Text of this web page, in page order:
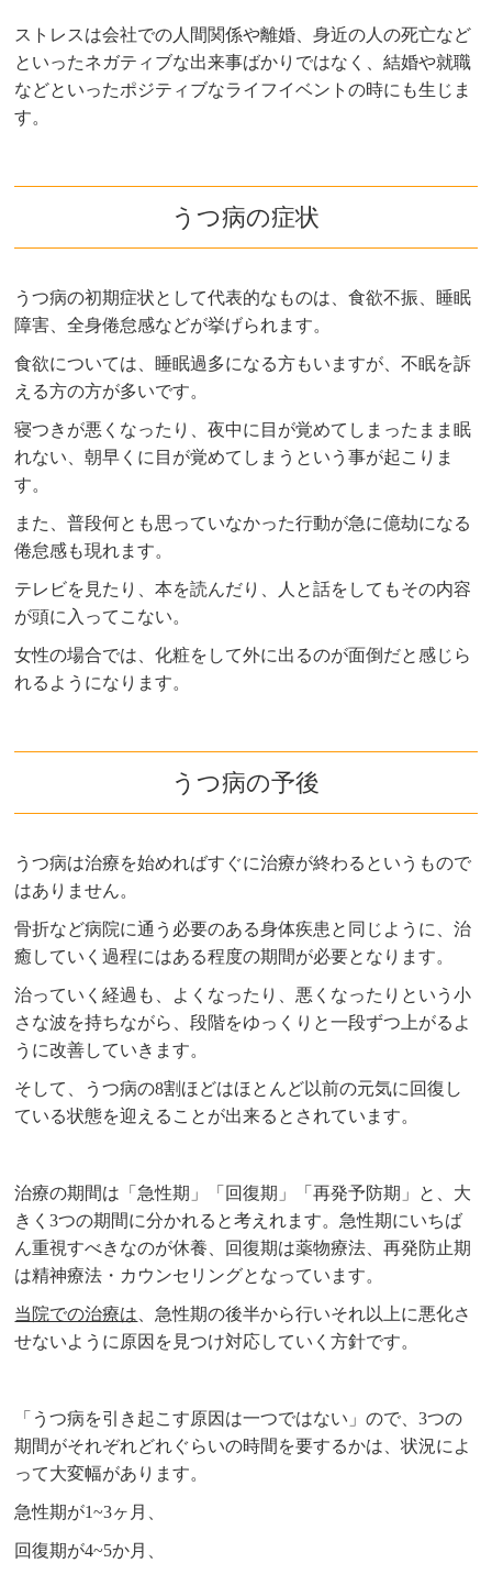
ストレスは会社での人間関係や離婚、身近の人の死亡など
といったネガティブな出来事ばかりではなく、結婚や就職
などといったポジティブなライフイベントの時にも生じま
す。
うつ病の症状
うつ病の初期症状として代表的なものは、食欲不振、睡眠
障害、全身倦怠感などが挙げられます。
食欲については、睡眠過多になる方もいますが、不眠を訴
える方の方が多いです。
寝つきが悪くなったり、夜中に目が覚めてしまったまま眠
れない、朝早くに目が覚めてしまうという事が起こりま
す。
また、普段何とも思っていなかった行動が急に億劫になる
倦怠感も現れます。
テレビを見たり、本を読んだり、人と話をしてもその内容
が頭に入ってこない。
女性の場合では、化粧をして外に出るのが面倒だと感じら
れるようになります。
うつ病の予後
うつ病は治療を始めればすぐに治療が終わるというもので
はありません。
骨折など病院に通う必要のある身体疾患と同じように、治
癒していく過程にはある程度の期間が必要となります。
治っていく経過も、よくなったり、悪くなったりという小
さな波を持ちながら、段階をゆっくりと一段ずつ上がるよ
うに改善していきます。
そして、うつ病の8割ほどはほとんど以前の元気に回復し
ている状態を迎えることが出来るとされています。
治療の期間は「急性期」「回復期」「再発予防期」と、大
きく3つの期間に分かれると考えれます。急性期にいちば
ん重視すべきなのが休養、回復期は薬物療法、再発防止期
は精神療法・カウンセリングとなっています。
当院での治療は 、急性期の後半から行いそれ以上に悪化さ
せないように原因を見つけ対応していく方針です。
「うつ病を引き起こす原因は一つではない」ので、3つの
期間がそれぞれどれぐらいの時間を要するかは、状況によ
って大変幅があります。
急性期が1~3ヶ月、
回復期が4~5か月、